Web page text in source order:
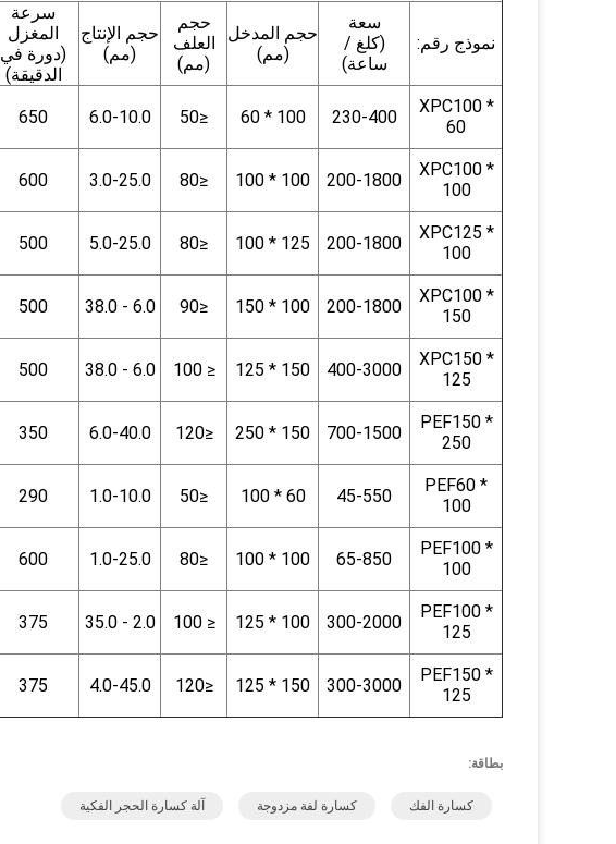
نموذج رقم:
سعة
(كلغ /
ساعة)
حجم المدخل
(مم)
حجم
العلف
(مم)
حجم الإنتاج
(مم)
سرعة
المغزل
(دورة في
الدقيقة)
XPC100 *
60
230-400
100 * 60
≤50
6.0-10.0
650
XPC100 *
100
200-1800
100 * 100
≤80
3.0-25.0
600
XPC125 *
100
200-1800
125 * 100
≤80
5.0-25.0
500
XPC100 *
150
200-1800
100 * 150
≤90
6.0 - 38.0
500
XPC150 *
125
400-3000
150 * 125
≤ 100
6.0 - 38.0
500
PEF150 *
250
700-1500
150 * 250
≤120
6.0-40.0
350
PEF60 *
100
45-550
60 * 100
≤50
1.0-10.0
290
PEF100 *
100
65-850
100 * 100
≤80
1.0-25.0
600
PEF100 *
125
300-2000
100 * 125
≤ 100
2.0 - 35.0
375
PEF150 *
125
300-3000
150 * 125
≤120
4.0-45.0
375
بطاقة:
كسارة الفك كسارة لفة مزدوجة آلة كسارة الحجر الفكية